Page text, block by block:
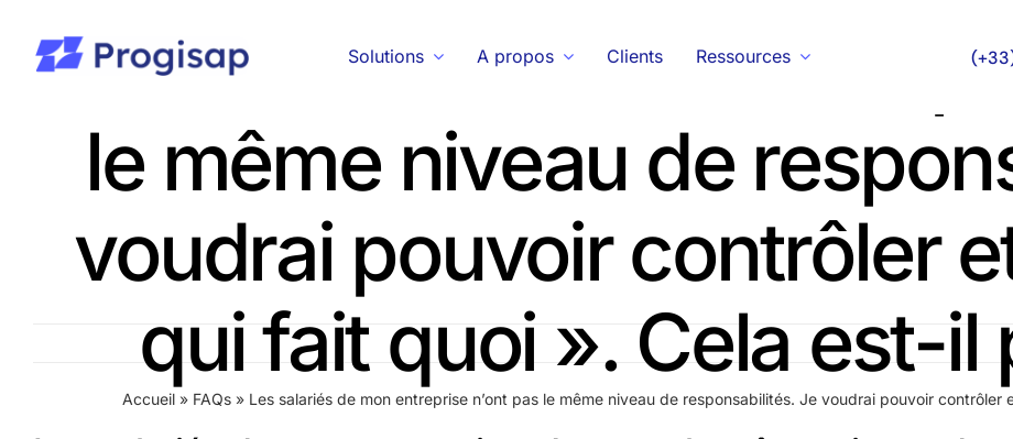
contenu
Solutions A propos Clients Ressources
Les salariés de mon
le même niveau de
voudrai pouvoir contrôler
qui fait quoi ». Cela est-il
Accueil» FAQs» Les salariés de mon entreprise n’ont pas le même niveau de responsabilités. Je voudrai pouvoir